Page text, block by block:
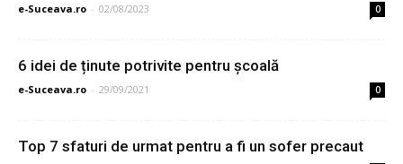
e-Suceava.ro - 02/08/2023 0
6 idei de ținute potrivite pentru școală
e-Suceava.ro - 29/09/2021 0
Top 7 sfaturi de urmat pentru a fi un sofer precaut